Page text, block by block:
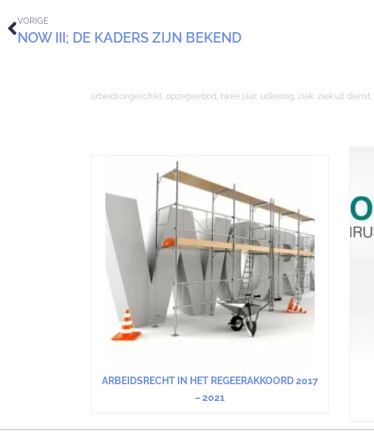
VORIGE
NOW III; DE KADERS ZIJN BEKEND
arbeidsongeschikt, opzegverbod, twee jaar, uitkering, ziek, ziek uit dienst,
ARBEIDSRECHT IN HET REGEERAKKOORD 2017
– 2021